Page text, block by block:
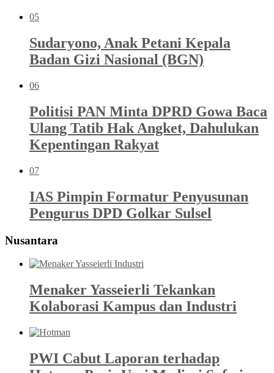
05
Sudaryono, Anak Petani Kepala
Badan Gizi Nasional (BGN)
06
Politisi PAN Minta DPRD Gowa Baca
Ulang Tatib Hak Angket, Dahulukan
Kepentingan Rakyat
07
IAS Pimpin Formatur Penyusunan
Pengurus DPD Golkar Sulsel
Nusantara
Menaker Yasseierli Tekankan
Kolaborasi Kampus dan Industri
PWI Cabut Laporan terhadap